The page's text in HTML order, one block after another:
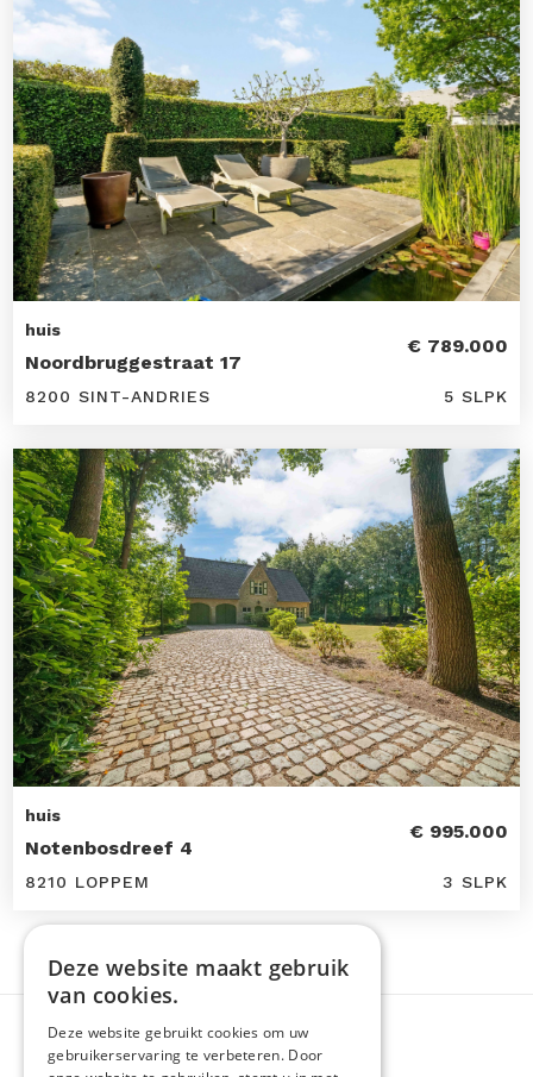
huis
Noordbruggestraat 17
€ 789.000
8200 SINT-ANDRIES 5 SLPK
huis
Notenbosdreef 4
€ 995.000
8210 LOPPEM 3 SLPK
Deze website maakt gebruik
van cookies.
Deze website gebruikt cookies om uw
gebruikerservaring te verbeteren. Door